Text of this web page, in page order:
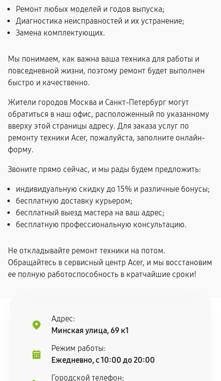
Ремонт любых моделей и годов выпуска;
Диагностика неисправностей и их устранение;
Замена комплектующих.
Мы понимаем, как важна ваша техника для работы и
повседневной жизни, поэтому ремонт будет выполнен
быстро и качественно.
Жители городов Москва и Санкт-Петербург могут
обратиться в наш офис, расположенный по указанному
вверху этой страницы адресу. Для заказа услуг по
ремонту техники Acer, пожалуйста, заполните онлайн-
форму.
Звоните прямо сейчас, и мы рады будем предложить:
индивидуальную скидку до 15% и различные бонусы;
бесплатную доставку курьером;
бесплатный выезд мастера на ваш адрес;
бесплатную профессиональную консультацию.
Не откладывайте ремонт техники на потом.
Обращайтесь в сервисный центр Acer, и мы восстановим
ее полную работоспособность в кратчайшие сроки!
Адрес:
Минская улица, 69 к1
Режим работы:
Ежедневно, с 10:00 до 20:00
Городской телефон: